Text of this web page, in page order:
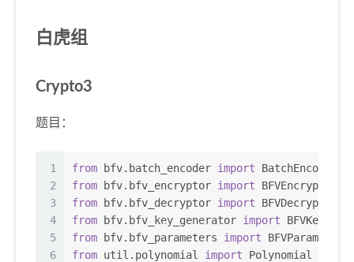
白虎组
Crypto3
题目：
1
2
3
4
5
6
from bfv.batch_encoder import BatchEncoder
from bfv.bfv_encryptor import BFVEncryptor
from bfv.bfv_decryptor import BFVDecryptor
from bfv.bfv_key_generator import
from bfv.bfv_parameters import
from util.polynomial import Polynomial